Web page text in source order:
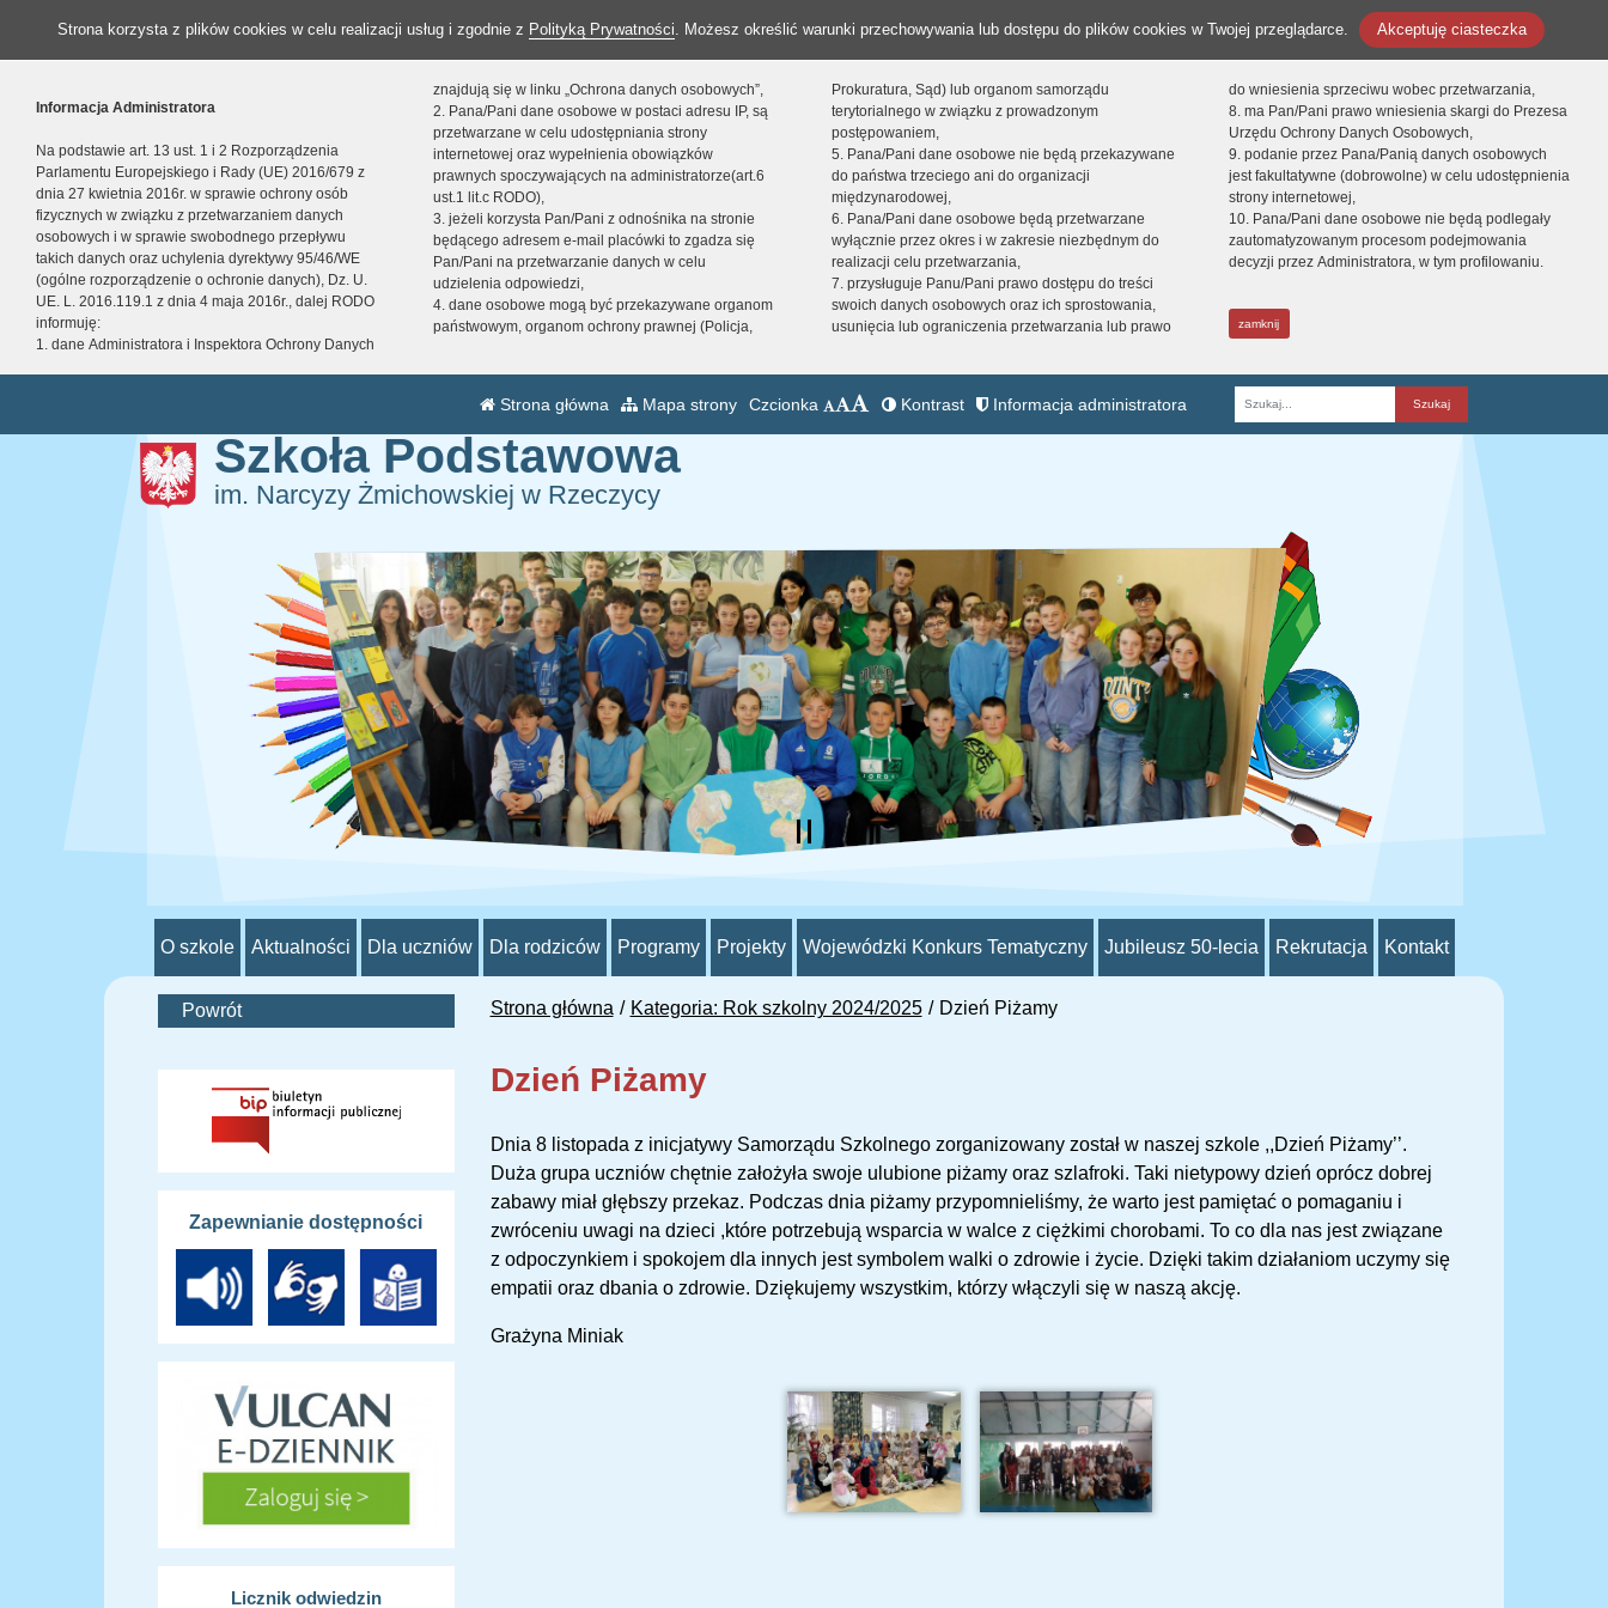
Strona korzysta z plików cookies w celu realizacji usług i zgodnie z Polityką Prywatności. Możesz określić warunki przechowywania lub dostępu do plików cookies w Twojej przeglądarce. Akceptuję ciasteczka
Informacja Administratora
Na podstawie art. 13 ust. 1 i 2 Rozporządzenia
Parlamentu Europejskiego i Rady (UE) 2016/679 z
dnia 27 kwietnia 2016r. w sprawie ochrony osób
fizycznych w związku z przetwarzaniem danych
osobowych i w sprawie swobodnego przepływu
takich danych oraz uchylenia dyrektywy 95/46/WE
(ogólne rozporządzenie o ochronie danych), Dz. U.
UE. L. 2016.119.1 z dnia 4 maja 2016r., dalej RODO
informuję:
1. dane Administratora i Inspektora Ochrony Danych
znajdują się w linku „Ochrona danych osobowych”,
2. Pana/Pani dane osobowe w postaci adresu IP, są
przetwarzane w celu udostępniania strony
internetowej oraz wypełnienia obowiązków
prawnych spoczywających na administratorze(art.6
ust.1 lit.c RODO),
3. jeżeli korzysta Pan/Pani z odnośnika na stronie
będącego adresem e-mail placówki to zgadza się
Pan/Pani na przetwarzanie danych w celu
udzielenia odpowiedzi,
4. dane osobowe mogą być przekazywane organom
państwowym, organom ochrony prawnej (Policja,
Prokuratura, Sąd) lub organom samorządu
terytorialnego w związku z prowadzonym
postępowaniem,
5. Pana/Pani dane osobowe nie będą przekazywane
do państwa trzeciego ani do organizacji
międzynarodowej,
6. Pana/Pani dane osobowe będą przetwarzane
wyłącznie przez okres i w zakresie niezbędnym do
realizacji celu przetwarzania,
7. przysługuje Panu/Pani prawo dostępu do treści
swoich danych osobowych oraz ich sprostowania,
usunięcia lub ograniczenia przetwarzania lub prawo
do wniesienia sprzeciwu wobec przetwarzania,
8. ma Pan/Pani prawo wniesienia skargi do Prezesa
Urzędu Ochrony Danych Osobowych,
9. podanie przez Pana/Panią danych osobowych
jest fakultatywne (dobrowolne) w celu udostępnienia
strony internetowej,
10. Pana/Pani dane osobowe nie będą podlegały
zautomatyzowanym procesom podejmowania
decyzji przez Administratora, w tym profilowaniu.
zamknij
Strona główna Mapa strony Czcionka Kontrast Informacja administratora
Fraza
Szkoła Podstawowa
im. Narcyzy Żmichowskiej w Rzeczycy
O szkole Aktualności Dla uczniów Dla rodziców Programy Projekty Wojewódzki Konkurs Tematyczny Jubileusz 50-lecia Rekrutacja Kontakt
Strona główna Kategoria: Rok szkolny 2024/2025 Dzień Piżamy
Dzień Piżamy
Dnia 8 listopada z inicjatywy Samorządu Szkolnego zorganizowany został w naszej szkole ,,Dzień Piżamy’’.
Duża grupa uczniów chętnie założyła swoje ulubione piżamy oraz szlafroki. Taki nietypowy dzień oprócz dobrej
zabawy miał głębszy przekaz. Podczas dnia piżamy przypomnieliśmy, że warto jest pamiętać o pomaganiu i
zwróceniu uwagi na dzieci ,które potrzebują wsparcia w walce z ciężkimi chorobami. To co dla nas jest związane
z odpoczynkiem i spokojem dla innych jest symbolem walki o zdrowie i życie. Dzięki takim działaniom uczymy się
empatii oraz dbania o zdrowie. Dziękujemy wszystkim, którzy włączyli się w naszą akcję.
Grażyna Miniak
Powrót
Zapewnianie dostępności
Licznik odwiedzin